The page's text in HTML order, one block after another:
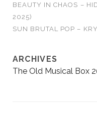
BEAUTY IN CHAOS –
2025)
SUN BRUTAL POP –
ARCHIVES
The Old Musical Box